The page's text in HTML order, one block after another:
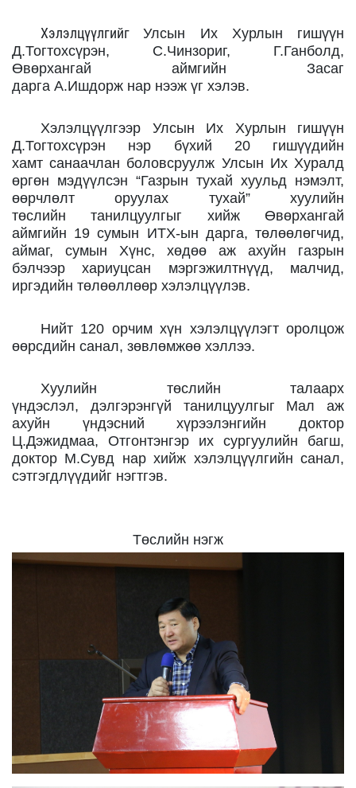
ХэлэлцүүлгийгУлсын Их Хурлын гишүүн
Д.Тогтохсүрэн, С.Чинзориг, Г.Ганболд,
Өвөрхангай
аймгийн Засаг
дарга А.Ишдорж нар нээж үг хэлэв.
Хэлэлцүүлгээр Улсын Их Хурлын гишүүн
Д.Тогтохсүрэн нэр бүхий 20гишүүдийн
хамт санаачлан боловсруулж Улсын Их Хуралд
өргөн мэдүүлсэн “Газрын тухай хуульд нэмэлт,
өөрчлөлт оруулах тухай”хуулийн
төслийнтанилцуулгыг хийжӨвөрхангай
аймгийн 19 сумын ИТХ-ын дарга, төлөөлөгчид,
аймаг, сумын Хүнс, хөдөө аж ахуйн газрын
бэлчээр хариуцсан мэргэжилтнүүд, малчид,
иргэдийн төлөөллөөр хэлэлцүүлэв.
Нийт 120 орчимхүн хэлэлцүүлэгт оролцож
өөрсдийн санал, зөвлөмжөө хэллээ.
Хуулийн төслийн талаарх
үндэслэл, дэлгэрэнгүй танилцуулгыг Мал аж
ахуйн үндэсний хүрээлэнгийн доктор
Ц.Дэжидмаа, Отгонтэнгэр их сургуулийн багш,
доктор М.Сувд нар хийж хэлэлцүүлгийн санал,
сэтгэгдлүүдийг нэгтгэв.
Төслийн нэгж